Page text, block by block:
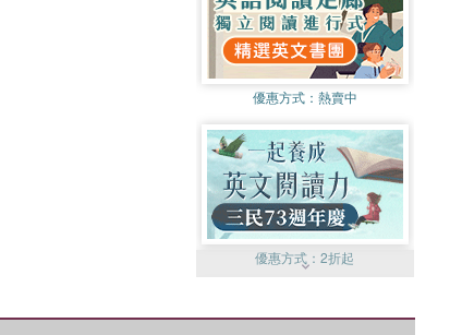
優惠方式： 熱賣中
優惠方式：2折起